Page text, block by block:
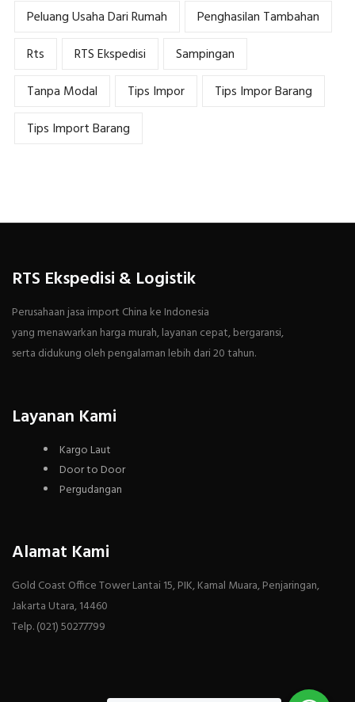
Peluang Usaha Dari Rumah
Penghasilan Tambahan
Rts
RTS Ekspedisi
Sampingan
Tanpa Modal
Tips Impor
Tips Impor Barang
Tips Import Barang
RTS Ekspedisi & Logistik
Perusahaan jasa import China ke Indonesia
yang menawarkan harga murah, layanan cepat, bergaransi,
serta didukung oleh pengalaman lebih dari 20 tahun.
Layanan Kami
Kargo Laut
Door to Door
Pergudangan
Alamat Kami
Gold Coast Office Tower Lantai 15, PIK, Kamal Muara, Penjaringan,
Jakarta Utara, 14460
Telp. (021) 50277799